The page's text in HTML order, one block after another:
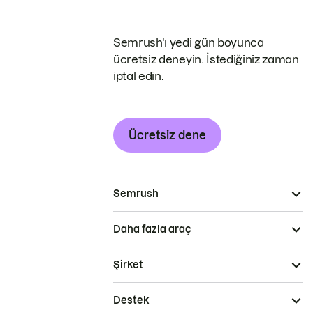
Semrush'ı yedi gün boyunca
ücretsiz deneyin. İstediğiniz zaman
iptal edin.
Ücretsiz dene
Semrush
Daha fazla araç
Şirket
Destek